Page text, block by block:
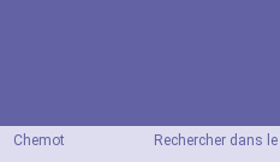
Rechercher dans
Chemot